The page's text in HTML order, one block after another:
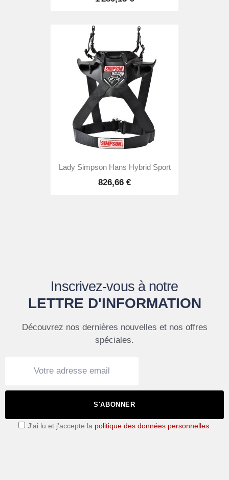
Lady Simpson Hans Hybrid Sport
826,66 €
Inscrivez-vous à notre
LETTRE D'INFORMATION
Découvrez nos dernières nouvelles et nos offres
spéciales.
S'ABONNER
J'ai lu et j'accepte la politique des données personnelles.